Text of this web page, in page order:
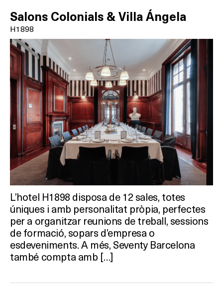
Salons Colonials & Villa Ángela
H1898
L’hotel H1898 disposa de 12 sales, totes
úniques i amb personalitat pròpia, perfectes
per a organitzar reunions de treball, sessions
de formació, sopars d’empresa o
esdeveniments. A més, Seventy Barcelona
també compta amb […]